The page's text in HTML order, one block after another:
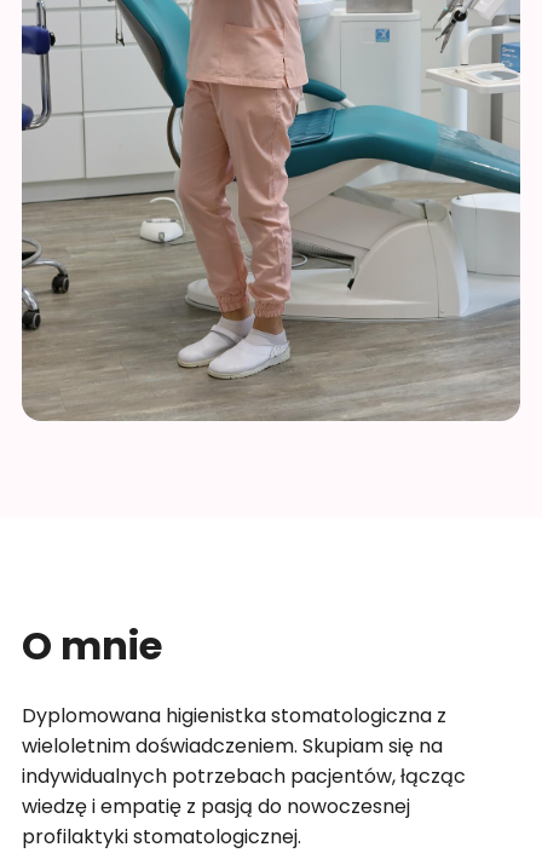
O mnie
Dyplomowana higienistka stomatologiczna z
wieloletnim doświadczeniem. Skupiam się na
indywidualnych potrzebach pacjentów, łącząc
wiedzę i empatię z pasją do nowoczesnej
profilaktyki stomatologicznej.